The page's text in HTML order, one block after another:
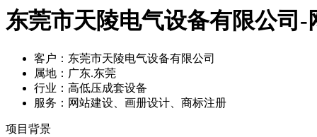
东莞市天陵电气设备有限公司-
客户： 东莞市天陵电气设备有限公司
属地： 广东.东莞
行业： 高低压成套设备
服务： 网站建设、画册设计、商标注册
项目背景